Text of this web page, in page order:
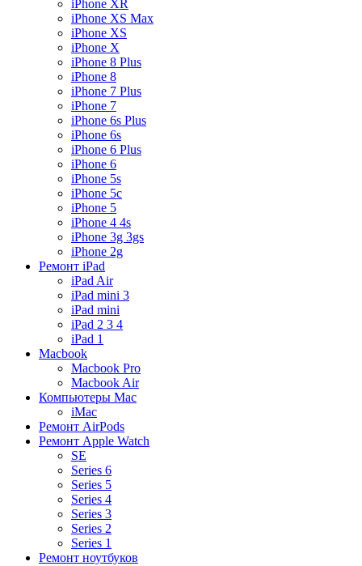
iPhone XR
iPhone XS Max
iPhone XS
iPhone X
iPhone 8 Plus
iPhone 8
iPhone 7 Plus
iPhone 7
iPhone 6s Plus
iPhone 6s
iPhone 6 Plus
iPhone 6
iPhone 5s
iPhone 5c
iPhone 5
iPhone 4 4s
iPhone 3g 3gs
iPhone 2g
Ремонт iPad
iPad Air
iPad mini 3
iPad mini
iPad 2 3 4
iPad 1
Macbook
Macbook Pro
Macbook Air
Компьютеры Mac
iMac
Ремонт AirPods
Ремонт Apple Watch
SE
Series 6
Series 5
Series 4
Series 3
Series 2
Series 1
Ремонт ноутбуков